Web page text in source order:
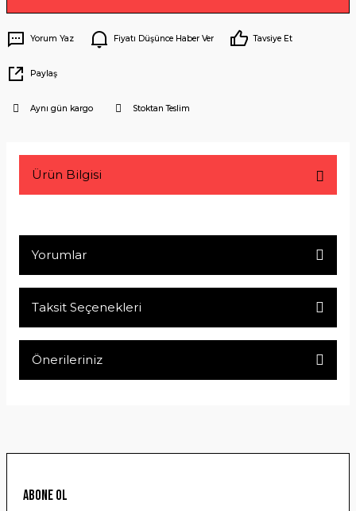
Yorum Yaz Fiyatı Düşünce Haber Ver Tavsiye Et
Paylaş
Aynı gün kargo Stoktan Teslim
Ürün Bilgisi
Yorumlar
Taksit Seçenekleri
Önerileriniz
Ürün resmi kalitesiz, bozuk veya görüntülenemiyor.
ABONE OL